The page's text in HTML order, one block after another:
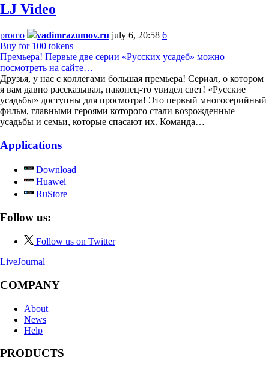
LJ Video
promo vadimrazumov.ru july 6, 20:58 6
Buy for 100 tokens
Премьера! Первые две серии «Русских усадеб» можно
посмотреть на сайте…
Друзья, у нас с коллегами большая премьера! Сериал, о котором
я вам давно рассказывал, наконец-то увидел свет! «Русские
усадьбы» доступны для просмотра! Это первый многосерийный
фильм, главными героями которого стали возрожденные
усадьбы и семьи, которые спасают их. Команда…
Applications
Download
Huawei
RuStore
Follow us:
Follow us on Twitter
LiveJournal
COMPANY
About
News
Help
PRODUCTS